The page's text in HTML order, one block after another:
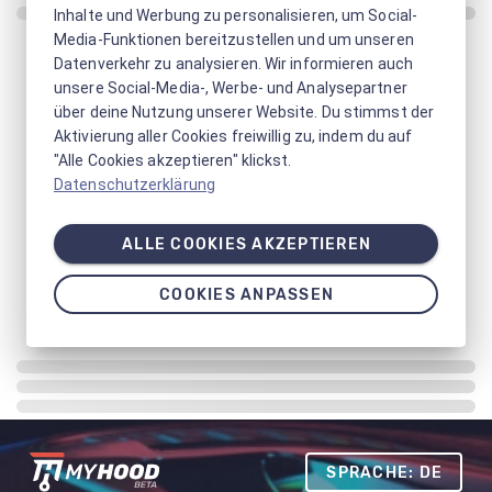
SPRACHE: DE
Inhalte und Werbung zu personalisieren, um Social-
Media-Funktionen bereitzustellen und um unseren
Datenverkehr zu analysieren. Wir informieren auch
unsere Social-Media-, Werbe- und Analysepartner
über deine Nutzung unserer Website. Du stimmst der
Aktivierung aller Cookies freiwillig zu, indem du auf
"Alle Cookies akzeptieren" klickst.
Datenschutzerklärung
ALLE COOKIES AKZEPTIEREN
COOKIES ANPASSEN